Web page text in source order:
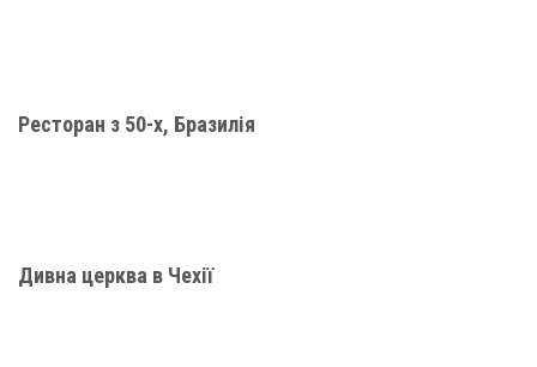
Ресторан з 50-х, Бразилія
Дивна церква в Чехії